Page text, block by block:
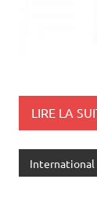
LIRE LA
International